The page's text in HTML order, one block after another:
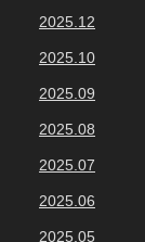
2025.12
2025.10
2025.09
2025.08
2025.07
2025.06
2025.05